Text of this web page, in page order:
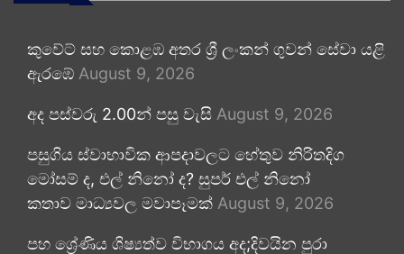
කුවේට් සහ කොළඹ අතර ශ්‍රී ලංකන් ගුවන් සේවා යළි
ඇරඹේ August 9, 2026
අද පස්වරු 2.00න් පසු වැසි August 9, 2026
පසුගිය ස්වාභාවික ආපදාවලට හේතුව නිරිතදිග
මෝසම් ද, එල් නිනෝ ද? සුපර් එල් නිනෝ
කතාව මාධ්‍යවල මවාපෑමක් August 9, 2026
පහ ශ්‍රේණිය ශිෂ්‍යත්ව විභාගය අද;දිවයින පුරා